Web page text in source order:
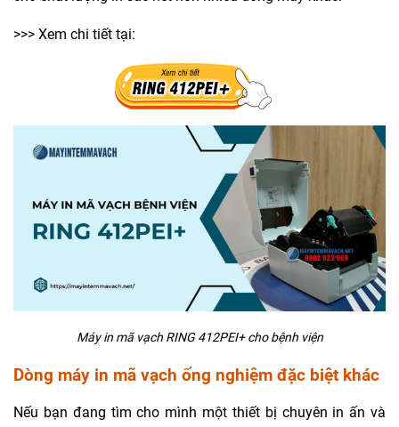
>>> Xem chi tiết tại:
Máy in mã vạch RING 412PEI+cho bệnh viện
Dòng máy in mã vạch ống nghiệm đặc biệt khác
Nếu bạn đang tìm cho mình một thiết bị chuyên in ấn và